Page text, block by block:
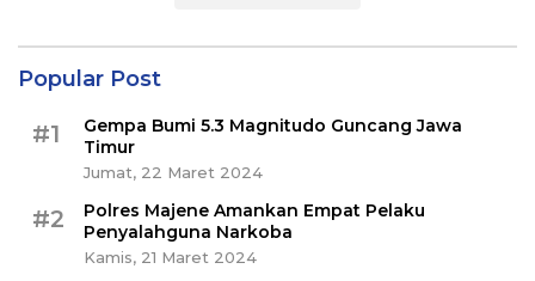
Popular Post
#1
Gempa Bumi 5.3 Magnitudo Guncang Jawa
Timur
Jumat, 22 Maret 2024
#2
Polres Majene Amankan Empat Pelaku
Penyalahguna Narkoba
Kamis, 21 Maret 2024